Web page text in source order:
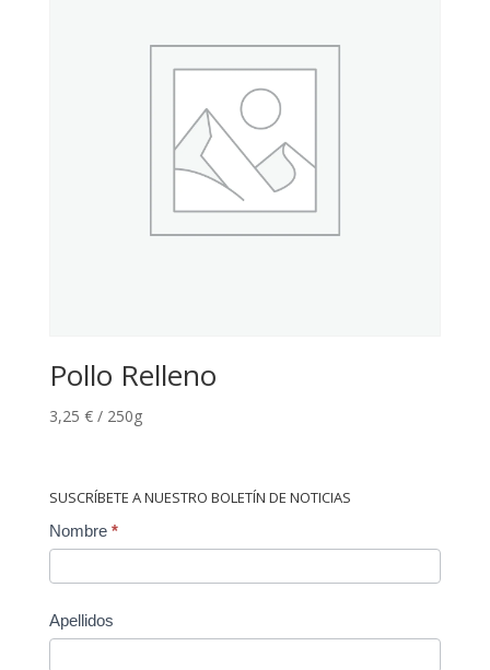
Pollo Relleno
3,25 € / 250g
SUSCRÍBETE A NUESTRO BOLETÍN DE NOTICIAS
Contact
Nombre *
Apellidos